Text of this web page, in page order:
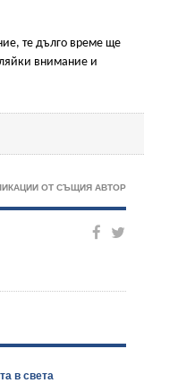
те дълго време ще
внимание и
ОТ СЪЩИЯ АВТОР
в света